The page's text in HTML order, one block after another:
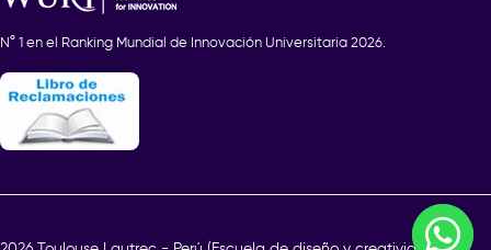
N° 1 en el Ranking Mundial de Innovación Universitaria 2026.
¿En